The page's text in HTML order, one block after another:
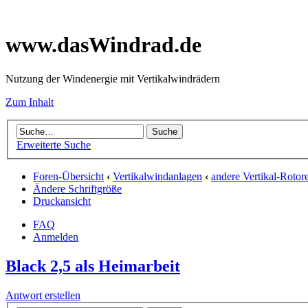
www.dasWindrad.de
Nutzung der Windenergie mit Vertikalwindrädern
Zum Inhalt
Erweiterte Suche
Foren-Übersicht ‹ Vertikalwindanlagen ‹ andere Vertikal-
Ändere Schriftgröße
Druckansicht
FAQ
Anmelden
Black 2,5 als Heimarbeit
Antwort erstellen